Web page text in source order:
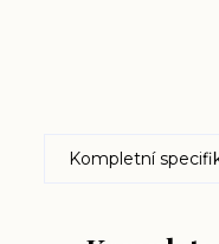
Kompletní